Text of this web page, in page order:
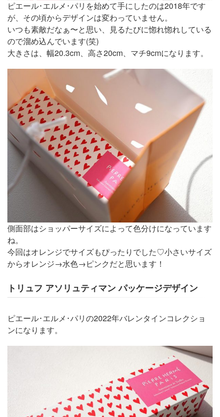
ピエール･エルメ･パリを始めて手にしたのは2018年です
が、その頃からデザインは変わっていません。
いつも素敵だなぁ〜と思い、見るたびに惚れ惚れしている
ので溜め込んでいます(笑)
大きさは、幅20.3cm、高さ20cm、マチ9cmになります。
側面部はショッパーサイズによって色分けになっています
ね。
今回はオレンジでサイズもぴったりでした♡小さいサイズ
からオレンジ→水色→ピンクだと思います！
トリュフ アソリュティマン パッケージデザイン
ピエール･エルメ･パリの2022年バレンタインコレクショ
ンになります。